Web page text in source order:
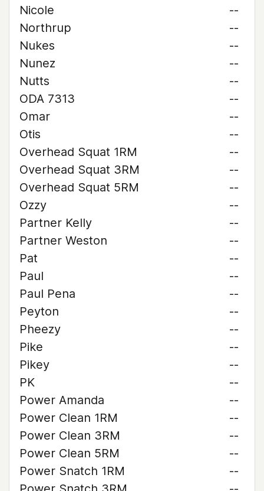
Nicole
--
Northrup
--
Nukes
--
Nunez
--
Nutts
--
ODA 7313
--
Omar
--
Otis
--
Overhead Squat 1RM
--
Overhead Squat 3RM
--
Overhead Squat 5RM
--
Ozzy
--
Partner Kelly
--
Partner Weston
--
Pat
--
Paul
--
Paul Pena
--
Peyton
--
Pheezy
--
Pike
--
Pikey
--
PK
--
Power Amanda
--
Power Clean 1RM
--
Power Clean 3RM
--
Power Clean 5RM
--
Power Snatch 1RM
--